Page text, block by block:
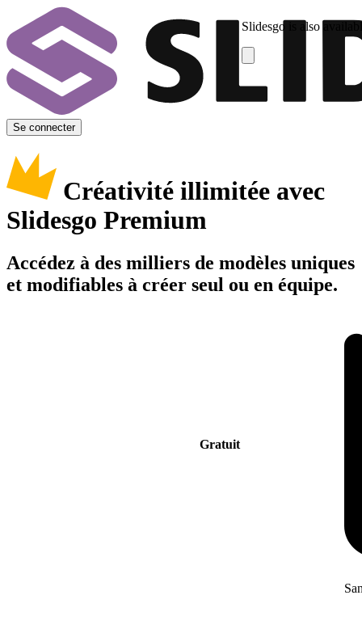
Slidesgo is also
Se connecter
Créativité illimitée avec
Slidesgo Premium
Accédez à des milliers de modèles uniques
et modifiables à créer seul ou en équipe.
Gratuit